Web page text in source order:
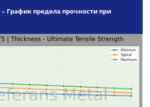
– График предела прочности при